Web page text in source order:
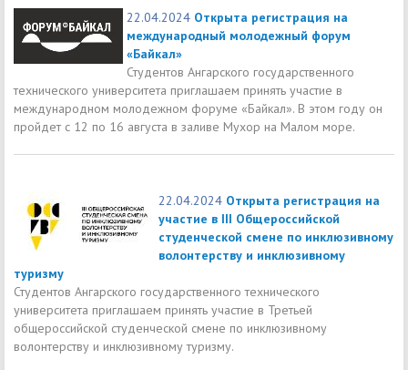
22.04.2024 Открыта регистрация на
международный молодежный форум
«Байкал»
Студентов Ангарского государственного
технического университета приглашаем принять участие в
международном молодежном форуме «Байкал». В этом году он
пройдет с 12 по 16 августа в заливе Мухор на Малом море.
22.04.2024 Открыта регистрация на
участие в III Общероссийской
студенческой смене по инклюзивному
волонтерству и инклюзивному
туризму
Студентов Ангарского государственного технического
университета приглашаем принять участие в Третьей
общероссийской студенческой смене по инклюзивному
волонтерству и инклюзивному туризму.